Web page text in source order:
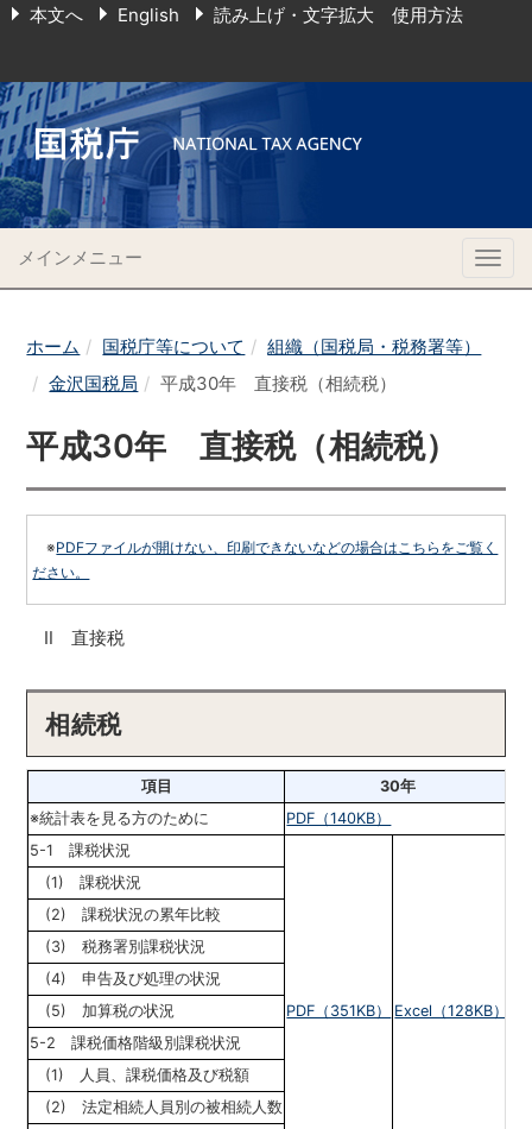
本文へ English 読み上げ・文字拡大 使用方法
メインメニュー
ホーム 国税庁等について
組織（国税局・税務署等）
金沢国税局
平成30年 直接税（相続税）
平成30年 直接税（相続税）
※PDFファイルが開けない、印刷できないなどの場合はこちらをご覧く
ださい。
Ⅱ 直接税
相続税
項目
30年
※統計表を見る方のために
PDF（140KB）
5-1 課税状況
PDF（351KB） Excel（128KB）
(1) 課税状況
(2) 課税状況の累年比較
(3) 税務署別課税状況
(4) 申告及び処理の状況
(5) 加算税の状況
5-2 課税価格階級別課税状況
(1) 人員、課税価格及び税額
(2) 法定相続人員別の被相続人数